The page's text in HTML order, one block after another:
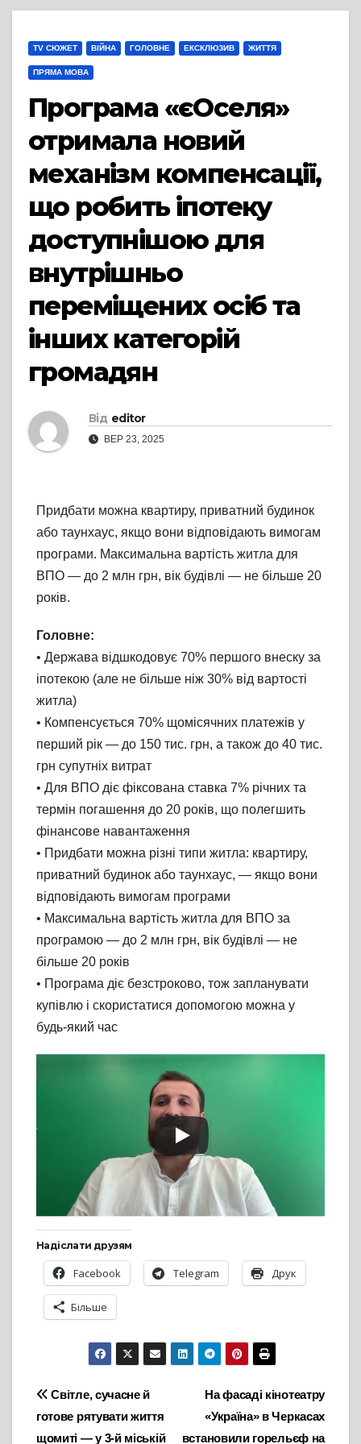
TV СЮЖЕТ ВІЙНА ГОЛОВНЕ ЕКСКЛЮЗИВ ЖИТТЯ
ПРЯМА МОВА
Програма «єОселя»
отримала новий
механізм компенсації,
що робить іпотеку
доступнішою для
внутрішньо
переміщених осіб та
інших категорій
громадян
Від editor
ВЕР 23, 2025
Придбати можна квартиру, приватний будинок
або таунхаус, якщо вони відповідають вимогам
програми. Максимальна вартість житла для
ВПО — до 2 млн грн, вік будівлі — не більше 20
років.
Головне:
• Держава відшкодовує 70% першого внеску за
іпотекою (але не більше ніж 30% від вартості
житла)
• Компенсується 70% щомісячних платежів у
перший рік — до 150 тис. грн, а також до 40 тис.
грн супутніх витрат
• Для ВПО діє фіксована ставка 7% річних та
термін погашення до 20 років, що полегшить
фінансове навантаження
• Придбати можна різні типи житла: квартиру,
приватний будинок або таунхаус, — якщо вони
відповідають вимогам програми
• Максимальна вартість житла для ВПО за
програмою — до 2 млн грн, вік будівлі — не
більше 20 років
• Програма діє безстроково, тож запланувати
купівлю і скористатися допомогою можна у
будь-який час
Надіслати друзям
Facebook Telegram Друк
Більше
Навігація
записів
На фасаді кінотеатру
«Україна» в Черкасах
встановили горельєф на
Світле, сучасне й
готове рятувати життя
щомиті — у 3-й міській